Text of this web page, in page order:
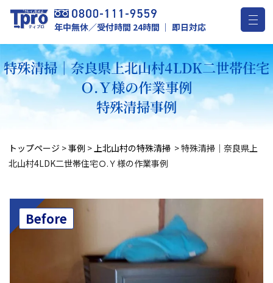
年中無休／受付時間 24時間 ｜ 即日対応
特殊清掃｜奈良県上北山村4LDK二世帯住宅
Ｏ.Ｙ様の作業事例
特殊清掃事例
トップページ >事例 >上北山村の特殊清掃 >特殊清掃｜奈良県上
北山村4LDK二世帯住宅Ｏ.Ｙ様の作業事例
Before